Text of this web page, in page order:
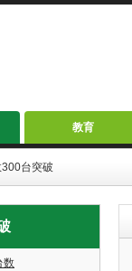
教育
台突破
数